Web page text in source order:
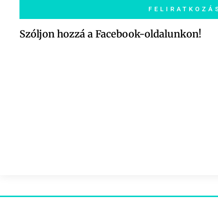
Szóljon hozzá a Facebook-oldalunkon!